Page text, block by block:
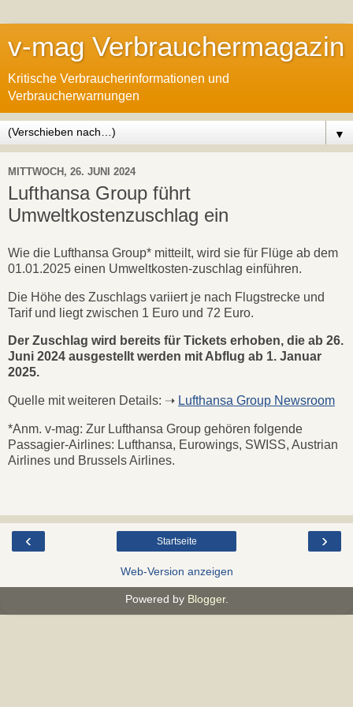
v-mag Verbrauchermagazin
Kritische Verbraucherinformationen und
Verbraucherwarnungen
▼
MITTWOCH, 26. JUNI 2024
Lufthansa Group führt
Umweltkostenzuschlag ein
Wie die Lufthansa Group* mitteilt, wird sie für Flüge ab dem
01.01.2025 einen Umweltkosten-zuschlag einführen.
Die Höhe des Zuschlags variiert je nach Flugstrecke und
Tarif und liegt zwischen 1 Euro und 72 Euro.
Der Zuschlag wird bereits für Tickets erhoben, die ab 26.
Juni 2024 ausgestellt werden mit Abflug ab 1. Januar
2025.
Quelle mit weiteren Details: ➝ Lufthansa Group Newsroom
*Anm. v-mag: Zur Lufthansa Group gehören folgende
Passagier-Airlines: Lufthansa, Eurowings, SWISS, Austrian
Airlines und Brussels Airlines.
‹ ›
Startseite
Web-Version anzeigen
Powered by Blogger.